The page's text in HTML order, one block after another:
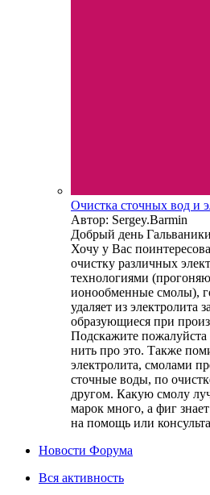
Очистка сточных вод и
Автор: Sergey.Barmin
Добрый день
Хочу у Вас
очистку различных
технологиями
ионообменные смолы),
удаляет из электролита
образующиеся при
Подскажите пожалуйста
нить про это. Также
электролита, смолами
сточные воды, по
другом. Какую смолу
марок много, а фиг
на помощь или
Новости Форума
Вся активность